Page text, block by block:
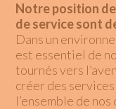
Notre position
de service sont
Dans un
est essentiel de
tournés vers
créer des
l’ensemble de